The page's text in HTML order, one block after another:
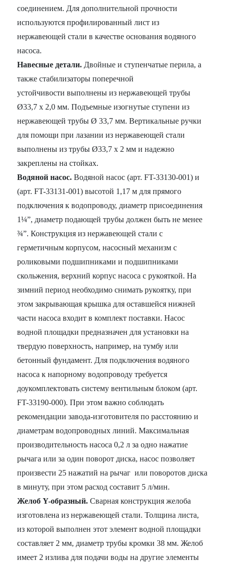
соединением. Для дополнительной прочности
используются профилированный лист из
нержавеющей стали в качестве основания водяного
насоса.
Навесные детали. Двойные и ступенчатые перила, а
также стабилизаторы поперечной
устойчивости выполнены из нержавеющей трубы
Ø33,7 x 2,0 мм. Подъемные изогнутые ступени из
нержавеющей трубы Ø 33,7 мм. Вертикальные ручки
для помощи при лазании из нержавеющей стали
выполнены из трубы Ø33,7 x 2 мм и надежно
закреплены на стойках.
Водяной насос. Водяной насос (арт. FT-33130-001) и
(арт. FT-33131-001) высотой 1,17 м для прямого
подключения к водопроводу, диаметр присоединения
1¼”, диаметр подающей трубы должен быть не менее
¾”. Конструкция из нержавеющей стали с
герметичным корпусом, насосный механизм с
роликовыми подшипниками и подшипниками
скольжения, верхний корпус насоса с рукояткой. На
зимний период необходимо снимать рукоятку, при
этом закрывающая крышка для оставшейся нижней
части насоса входит в комплект поставки. Насос
водной площадки предназначен для установки на
твердую поверхность, например, на тумбу или
бетонный фундамент. Для подключения водяного
насоса к напорному водопроводу требуется
доукомплектовать систему вентильным блоком (арт.
FT-33190-000). При этом важно соблюдать
рекомендации завода-изготовителя по расстоянию и
диаметрам водопроводных линий. Максимальная
производительность насоса 0,2 л за одно нажатие
рычага или за один поворот диска, насос позволяет
произвести 25 нажатий на рычаг или поворотов диска
в минуту, при этом расход составит 5 л/мин.
Желоб Y-образный. Сварная конструкция желоба
изготовлена из нержавеющей стали. Толщина листа,
из которой выполнен этот элемент водной площадки
составляет 2 мм, диаметр трубы кромки 38 мм. Желоб
имеет 2 излива для подачи воды на другие элементы